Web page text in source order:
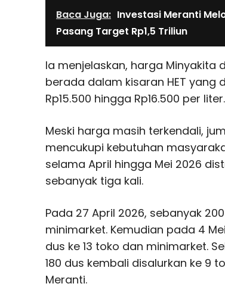
Baca Juga: Investasi Meranti
Pasang Target Rp1,5 Triliun
Ia menjelaskan, harga
berada dalam kisaran HET yang
Rp15.500 hingga Rp16.500 per liter.
Meski harga masih terkendali,
mencukupi kebutuhan
selama April hingga Mei 2026
sebanyak tiga kali.
Pada 27 April 2026, sebanyak
minimarket. Kemudian pada 4
dus ke 13 toko dan minimarket.
180 dus kembali disalurkan ke 9
Meranti.